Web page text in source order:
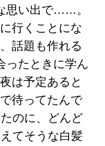
思い出で……。
行くことにな
話題も作れる
ったときに学ん
は予定あると
待ってたんで
のに、どんど
てそうな白髪